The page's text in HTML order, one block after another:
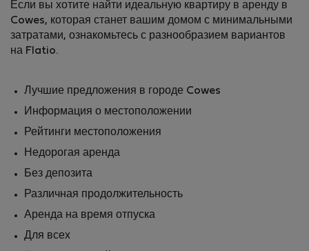
Если вы хотите найти идеальную квартиру в аренду в
Cowes, которая станет вашим домом с минимальными
затратами, ознакомьтесь с разнообразием вариантов
на Flatio.
Лучшие предложения в городе Cowes
Информация о местоположении
Рейтинги местоположения
Недорогая аренда
Без депозита
Различная продолжительность
Аренда на время отпуска
Для всех